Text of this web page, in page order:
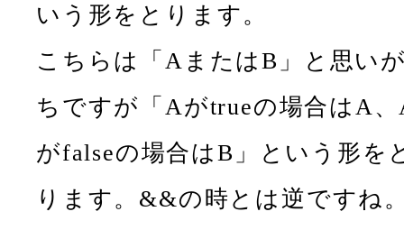
いう形をとります。
こちらは「AまたはB」と思い
ちですが「Aがtrueの場合はA
がfalseの場合はB」という形を
ります。&&の時とは逆ですね